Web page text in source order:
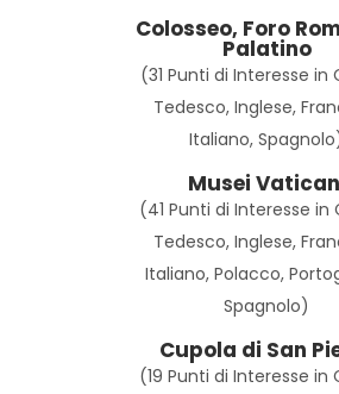
Colosseo, Foro
Palatino
(31 Punti di Interesse in
Tedesco, Inglese,
Italiano,
Musei
(41 Punti di Interesse in
Tedesco, Inglese,
Italiano, Polacco,
Spagnolo)
Cupola di San
(19 Punti di Interesse in